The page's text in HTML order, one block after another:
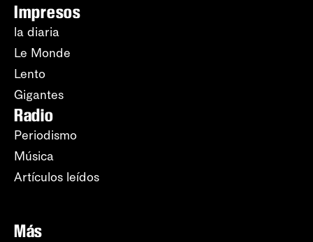
Impresos
la diaria
Le Monde
Lento
Gigantes
Radio
Periodismo
Música
Artículos leídos
Más